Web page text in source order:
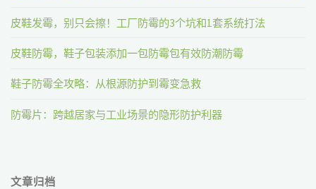
皮鞋发霉，别只会擦！工厂防霉的3个坑和1套系统打法
皮鞋防霉，鞋子包装添加一包防霉包有效防潮防霉
鞋子防霉全攻略：从根源防护到霉变急救
防霉片：跨越居家与工业场景的隐形防护利器
文章归档